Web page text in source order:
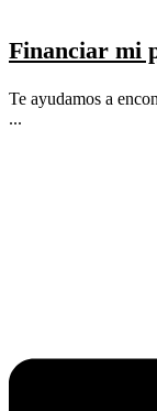
Financiar mi
Te ayudamos a
...